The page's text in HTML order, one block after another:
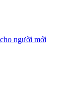
người mới